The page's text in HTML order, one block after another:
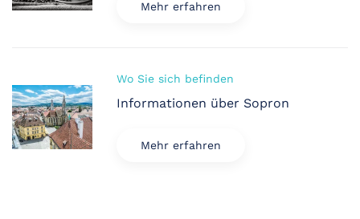
Mehr erfahren
Wo Sie sich befinden
Informationen über Sopron
Mehr erfahren